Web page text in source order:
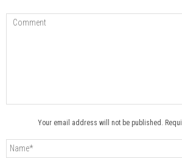
Your email address will not be published.